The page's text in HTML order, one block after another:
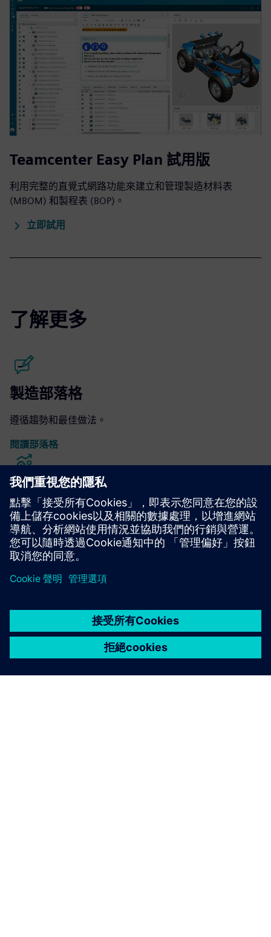
Teamcenter Easy Plan 試用版
利用完整的直覺式網路功能來建立和管理製造材料表
(MBOM) 和製程表 (BOP)。
立即試用
了解更多
製造部落格
遵循趨勢和最佳做法。
閱讀部落格
製造流程規劃軟體
瞭解如何提供更好的製造流程計劃。
探索